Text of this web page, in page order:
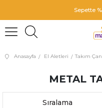
Sepette
Anasayfa El Aletleri Takım
METAL
Sıralama